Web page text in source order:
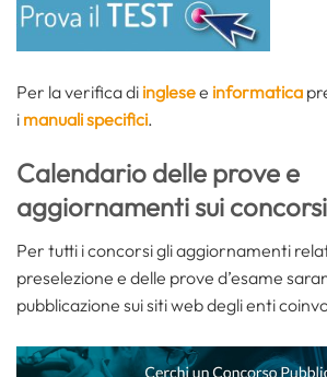
Per la verifica di inglesee informatica
i manuali specifici.
Calendario delle prove e
aggiornamenti sui concorsi
Per tutti i concorsi gli aggiornamenti
preselezione e delle prove d’esame
pubblicazione sui siti web degli enti